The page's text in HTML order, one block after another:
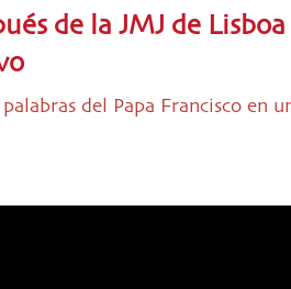
de la JMJ de
del Papa Francisco en